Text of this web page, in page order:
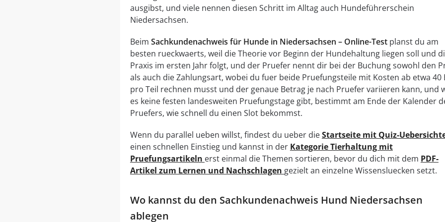
ausgibst, und viele nennen diesen Schritt im Alltag auch Hundeführerschein
Niedersachsen.
Beim Sachkundenachweis für Hunde in Niedersachsen – Online-Testplanst du am
besten rueckwaerts, weil die Theorie vor Beginn der Hundehaltung liegen soll und
Praxis im ersten Jahr folgt, und der Pruefer nennt dir bei der Buchung sowohl den
als auch die Zahlungsart, wobei du fuer beide Pruefungsteile mit Kosten ab etwa 40
pro Teil rechnen musst und der genaue Betrag je nach Pruefer variieren kann, und
es keine festen landesweiten Pruefungstage gibt, bestimmt am Ende der Kalender
Pruefers, wie schnell du einen Slot bekommst.
Wenn du parallel ueben willst, findest du ueber dieStartseite mit Quiz-
einen schnellen Einstieg und kannst in der Kategorie Tierhaltung mit
Pruefungsartikeln erst einmal die Themen sortieren, bevor du dich mit dem PDF-
Artikel zum Lernen und Nachschlagen gezielt an einzelne Wissensluecken setzt.
Wo kannst du den Sachkundenachweis Hund Niedersachsen
ablegen